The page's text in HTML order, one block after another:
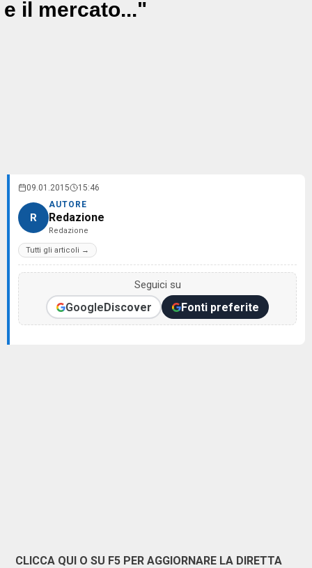
e il mercato..."
09.01.2015 15:46
R
AUTORE
Redazione
Redazione
Tutti gli articoli →
Seguici su
GoogleDiscover Fonti preferite
CLICCA QUI O SU F5 PER AGGIORNARE LA DIRETTA